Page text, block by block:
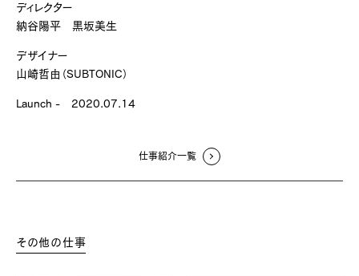
ディレクター
納谷陽平 黒坂美生
デザイナー
山崎哲由（SUBTONIC）
Launch - 2020.07.14
仕事紹介一覧
その他の仕事